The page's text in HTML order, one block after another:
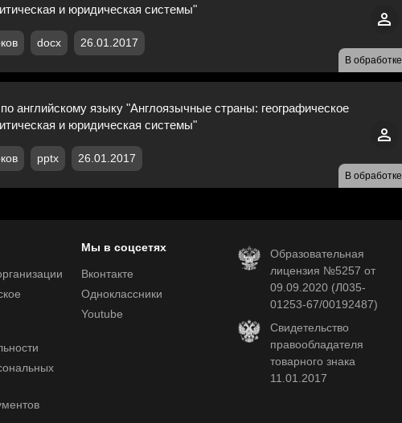
В обработке
и юридическая системы"
docx 26.01.2017
В обработке
английскому языку "Англоязычные страны: географическое
и юридическая системы"
pptx 26.01.2017
Мы в соцсетях
Вконтакте
Одноклассники
Youtube
Образовательная
лицензия №5257 от
09.09.2020 (Л035-
01253-67/00192487)
Свидетельство
правообладателя
товарного знака
11.01.2017